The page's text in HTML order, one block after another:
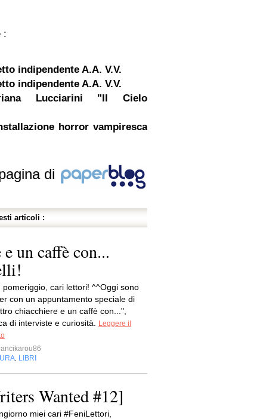
:
indipendente A.A. V.V.
indipendente A.A. V.V.
Lucciarini "Il Cielo
horror vampiresca
di
articoli :
un caffè con...
pomeriggio, cari lettori! ^^Oggi sono
con un appuntamento speciale di
chiacchiere e un caffè con...",
di interviste e curiosità.
Leggere il
LIBRI
Wanted #12]
miei cari #FeniLettori,